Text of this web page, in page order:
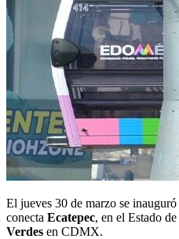
El jueves 30 de marzo se inauguró
conecta Ecatepec, en el Estado
Verdes en CDMX.